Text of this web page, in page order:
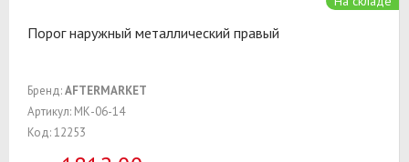
Порог наружный металлический правый
Бренд:AFTERMARKET
Артикул: МК-06-14
Код: 12253